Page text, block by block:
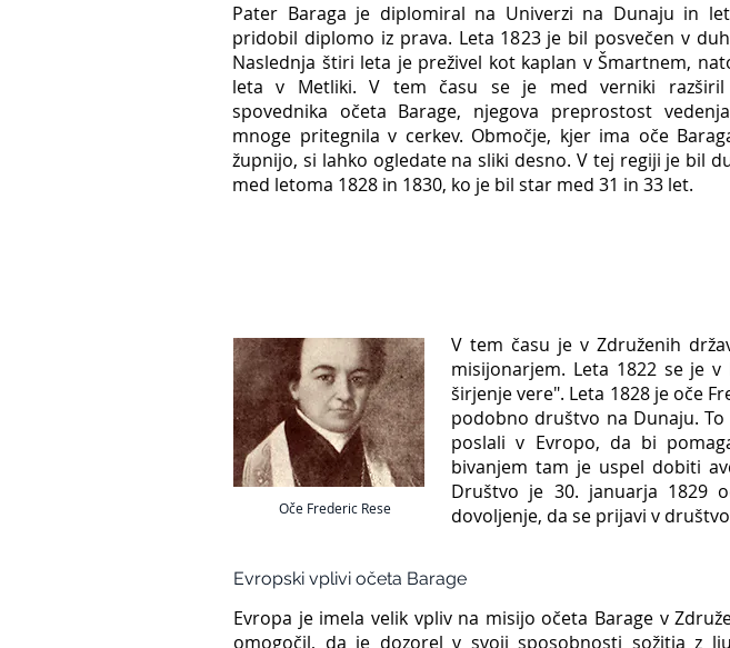
Pater Baraga je diplomiral na Univerzi na Dunaju in
pridobil diplomo iz prava. Leta 1823 je bil posvečen v
Naslednja štiri leta je preživel kot kaplan v Šmartnem,
leta v Metliki. V tem času se je med verniki razširil
spovednika očeta Barage, njegova preprostost
mnoge pritegnila v cerkev. Območje, kjer ima oče
župnijo, si lahko ogledate na sliki desno. V tej regiji je bil
med letoma 1828 in 1830, ko je bil star med 31 in 33 let.
Oče Frederic Rese
V tem času je v Združenih
misijonarjem. Leta 1822 se je
širjenje vere". Leta 1828 je oče
podobno društvo na Dunaju.
poslali v Evropo, da bi
bivanjem tam je uspel dobiti
Društvo je 30. januarja 1829
dovoljenje, da se prijavi v
Evropski vplivi očeta Barage
Evropa je imela velik vpliv na misijo očeta Barage v
omogočil, da je dozorel v svoji sposobnosti sožitja z